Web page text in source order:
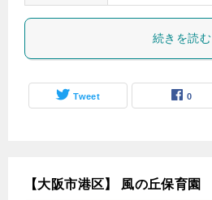
続きを読む
Tweet 0
【大阪市港区】 風の丘保育園